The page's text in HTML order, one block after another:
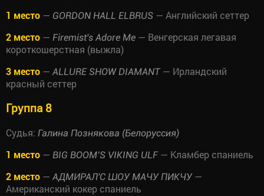
1 место — GORDON HALL ELBRUS — Английский сеттер
2 место — Firemist's Adore Me — Венгерская легавая
короткошерстная (выжла)
3 место — ALLURE SHOW DIAMANT— Ирландский
красный сеттер
Группа 8
Судья: Галина Познякова (Белоруссия)
1 место — BIG BOOM’S VIKING ULF— Кламбер спаниель
2 место — АДМИРАЛ'С ШОУ МАЧУ ПИКЧУ—
Американский кокер спаниель